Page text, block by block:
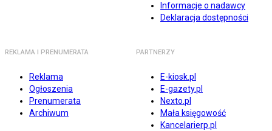
Informacje o nadawcy
Deklaracja dostępności
REKLAMA I PRENUMERATA
Reklama
Ogłoszenia
Prenumerata
Archiwum
PARTNERZY
E-kiosk.pl
E-gazety.pl
Nexto.pl
Mała księgowość
Kancelarierp.pl